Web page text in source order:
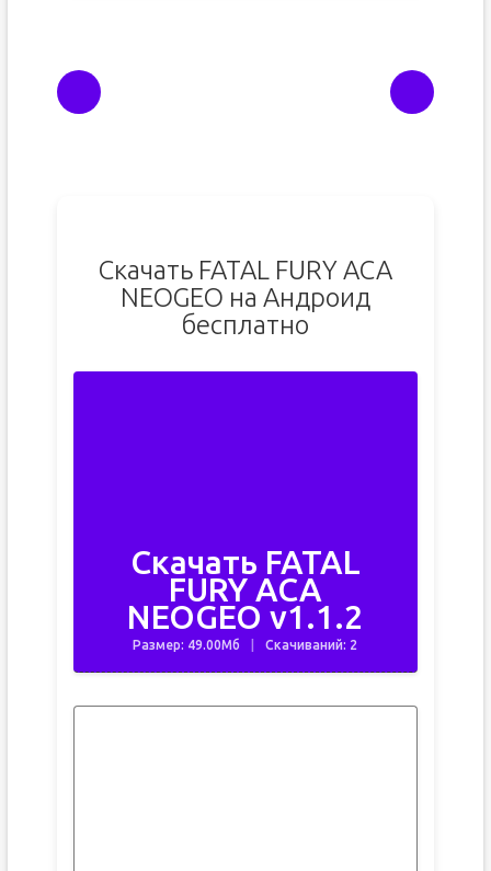
Скачать FATAL FURY ACA
NEOGEO на Андроид
бесплатно
Скачать FATAL
FURY ACA
NEOGEO v1.1.2
Размер: 49.00Мб Скачиваний: 2